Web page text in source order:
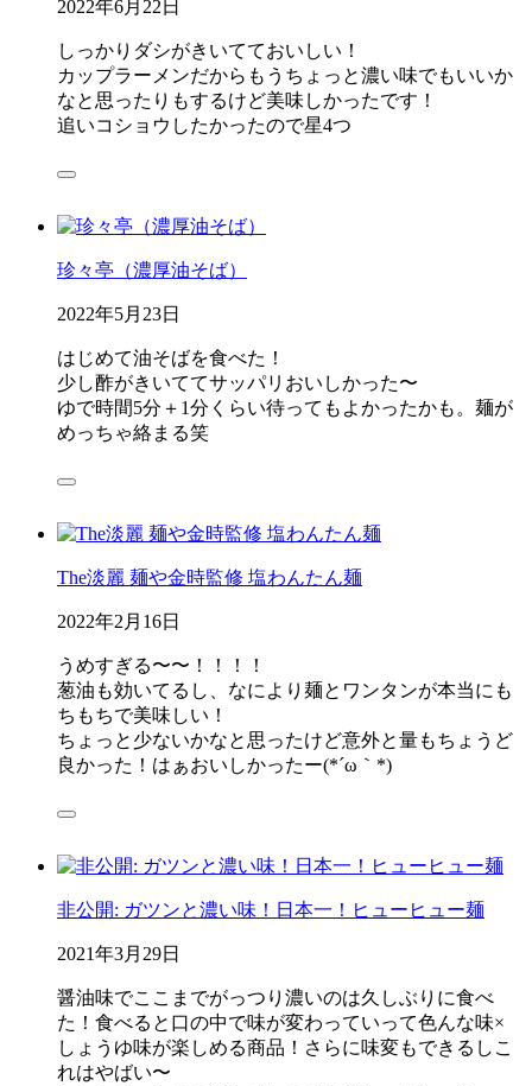
2022年6月22日
しっかりダシがきいてておいしい！
カップラーメンだからもうちょっと濃い味でもいいか
なと思ったりもするけど美味しかったです！
追いコショウしたかったので星4つ
珍々亭（濃厚油そば）
2022年5月23日
はじめて油そばを食べた！
少し酢がきいててサッパリおいしかった〜
ゆで時間5分＋1分くらい待ってもよかったかも。麺が
めっちゃ絡まる笑
The淡麗 麺や金時監修 塩わんたん麺
2022年2月16日
うめすぎる〜〜！！！！
葱油も効いてるし、なにより麺とワンタンが本当にも
ちもちで美味しい！
ちょっと少ないかなと思ったけど意外と量もちょうど
良かった！はぁおいしかったー(*´ω｀*)
非公開: ガツンと濃い味！日本一！ヒューヒュー麺
2021年3月29日
醤油味でここまでがっつり濃いのは久しぶりに食べ
た！食べると口の中で味が変わっていって色んな味×
しょうゆ味が楽しめる商品！さらに味変もできるしこ
れはやばい〜